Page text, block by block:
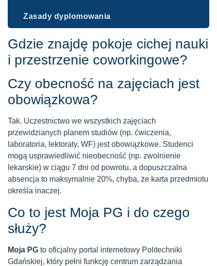
Zasady dyplomowania
Gdzie znajdę pokoje cichej nauki
i przestrzenie coworkingowe?
Czy obecność na zajęciach jest
obowiązkowa?
Tak. Uczestnictwo we wszystkich zajęciach
przewidzianych planem studiów (np. ćwiczenia,
laboratoria, lektoraty, WF) jest obowiązkowe. Studenci
mogą usprawiedliwić nieobecność (np. zwolnienie
lekarskie) w ciągu 7 dni od powrotu, a dopuszczalna
absencja to maksymalnie 20%, chyba, że karta przedmiotu
określa inaczej.
Co to jest Moja PG i do czego
służy?
Moja PG to oficjalny portal internetowy Politechniki
Gdańskiej, który pełni funkcję centrum zarządzania